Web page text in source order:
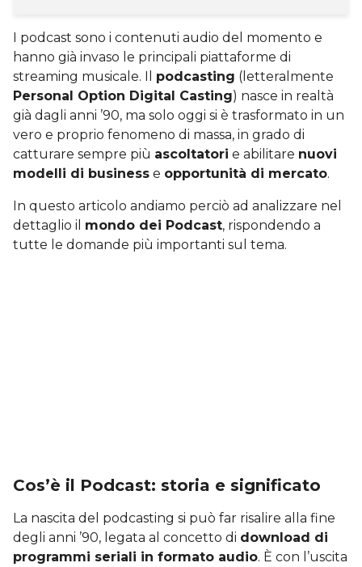
I podcast sono i contenuti audio del momento e
hanno già invaso le principali piattaforme di
streaming musicale. Il podcasting (letteralmente
Personal Option Digital Casting) nasce in realtà
già dagli anni ’90, ma solo oggi si è trasformato in un
vero e proprio fenomeno di massa, in grado di
catturare sempre più ascoltatori e abilitare nuovi
modelli di business e opportunità di mercato.
In questo articolo andiamo perciò ad analizzare nel
dettaglio il mondo dei Podcast, rispondendo a
tutte le domande più importanti sul tema.
Cos’è il Podcast: storia e significato
La nascita del podcasting si può far risalire alla fine
degli anni ’90, legata al concetto di download di
programmi seriali in formato audio. È con l’uscita